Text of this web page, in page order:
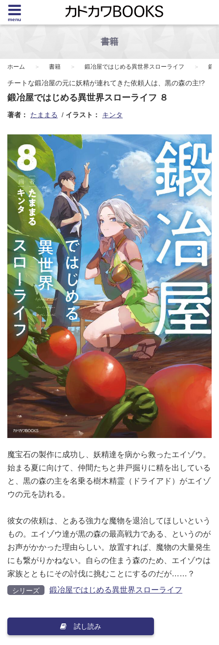
menu
書籍
ホーム 書籍 鍛冶屋ではじめる異世界スローライフ 鍛
チートな鍛冶屋の元に妖精が連れてきた依頼人は、黒の森の主!?
鍛冶屋ではじめる異世界スローライフ ８
著者： たままる イラスト： キンタ
魔宝石の製作に成功し、妖精達を病から救ったエイゾウ。
始まる夏に向けて、仲間たちと井戸掘りに精を出している
と、黒の森の主を名乗る樹木精霊（ドライアド）がエイゾ
ウの元を訪れる。
彼女の依頼は、とある強力な魔物を退治してほしいという
もの。エイゾウ達が黒の森の最高戦力である、というのが
お声がかかった理由らしい。放置すれば、魔物の大量発生
にも繋がりかねない。自らの住まう森のため、エイゾウは
家族とともにその討伐に挑むことにするのだが……？
シリーズ 鍛冶屋ではじめる異世界スローライフ
試し読み